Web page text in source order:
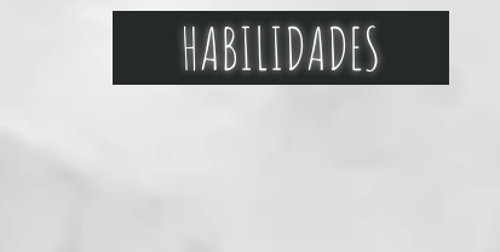
HABILIDADES